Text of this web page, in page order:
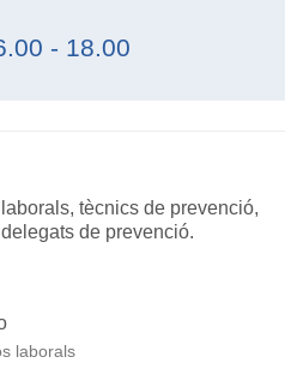
- 18.00
tècnics de prevenció,
de prevenció.
laborals